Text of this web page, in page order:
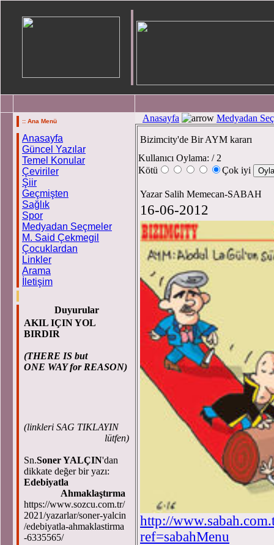
:: Ana Menü
Anasayfa
Güncel Yazılar
Temel Konular
Çeviriler
Şiir
Geçmişten
Sağlık
Spor
Medyadan Seçmeler
M. Said Çekmegil
Çocuklardan
Linkler
Arama
İletişim
Duyurular
AKIL IÇIN YOL
BIRDIR
(THERE IS but
ONE WAY for REASON)
(linkleri SAG TIKLAYIN
lütfen)
Sn.Soner YALÇIN'dan
dikkate değer bir yazı:
Edebiyatla
Ahmaklaştırma
https://www.sozcu.com.tr/
2021/yazarlar/soner-yalcin
/edebiyatla-ahmaklastirma
-6335565/
Anasayfa Medyadan
Bizimcity'de Bir AYM kararı
Kullanıcı Oylama: / 2
Kötü
Çok iyi
Yazar Salih Memecan-SABAH
16-06-2012
http://
ref=sabahMenu